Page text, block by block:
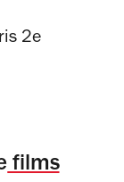
2e
films